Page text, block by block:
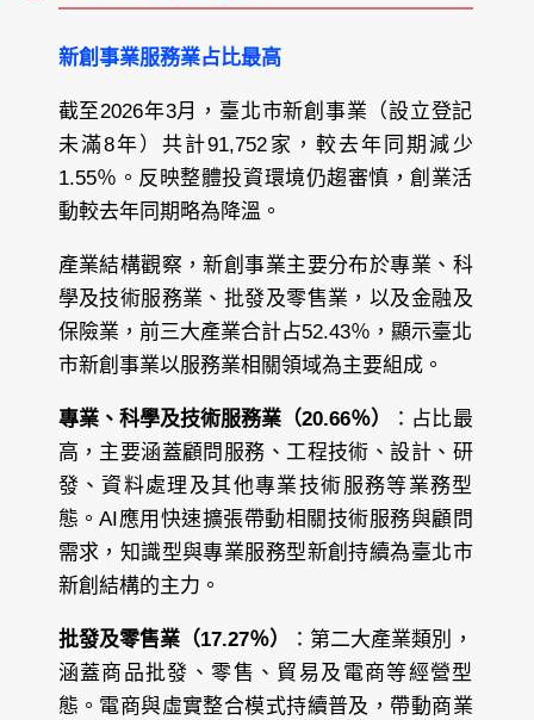
新創事業服務業占比最高
截至2026年3月，臺北市新創事業（設立登記
未滿8年）共計91,752家，較去年同期減少
1.55％。反映整體投資環境仍趨審慎，創業活
動較去年同期略為降溫。
產業結構觀察，新創事業主要分布於專業、科
學及技術服務業、批發及零售業，以及金融及
保險業，前三大產業合計占52.43％，顯示臺北
市新創事業以服務業相關領域為主要組成。
專業、科學及技術服務業（20.66％）
：占比最
高，主要涵蓋顧問服務、工程技術、設計、研
發、資料處理及其他專業技術服務等業務型
態。AI應用快速擴張帶動相關技術服務與顧問
需求，知識型與專業服務型新創持續為臺北市
新創結構的主力。
批發及零售業（17.27％）
：第二大產業類別，
涵蓋商品批發、零售、貿易及電商等經營型
態。電商與虛實整合模式持續普及，帶動商業